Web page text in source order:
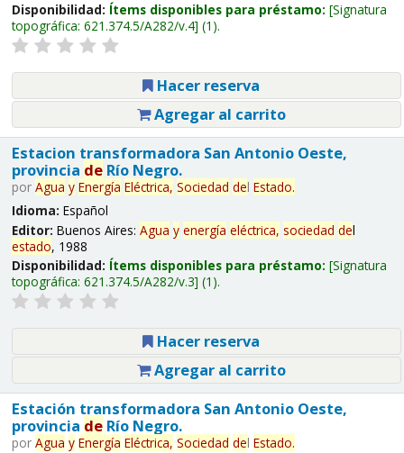
Disponibilidad: Ítems disponibles para préstamo: Signatura
topográfica: 621.374.5/A282/v.4 (1).
Hacer reserva
Agregar al carrito
Estacion transformadora San Antonio Oeste,
provincia deRío Negro.
por Agua y Energía Eléctrica, Sociedad del Estado.
Idioma: Español
Editor: Buenos Aires: Agua y energía eléctrica, sociedad del
estado, 1988
Disponibilidad: Ítems disponibles para préstamo: Signatura
topográfica: 621.374.5/A282/v.3 (1).
Hacer reserva
Agregar al carrito
Estación transformadora San Antonio Oeste,
provincia deRío Negro.
por Agua y Energía Eléctrica, Sociedad del Estado.